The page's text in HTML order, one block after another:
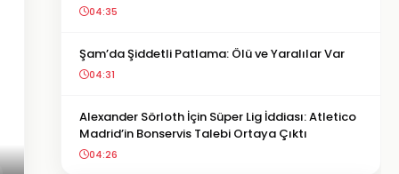
04:35
Şam’da Şiddetli Patlama: Ölü ve Yaralılar Var
04:31
Alexander Sörloth İçin Süper Lig İddiası: Atletico
Madrid’in Bonservis Talebi Ortaya Çıktı
04:26